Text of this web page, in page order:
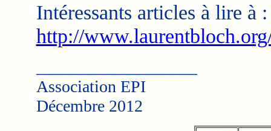
Intéressants articles à lire à :
http://
Association EPI
Décembre 2012